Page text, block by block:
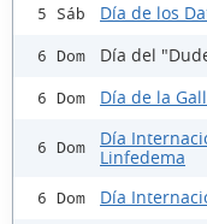
5 Sáb Día de los
6 Dom Día del
6 Dom Día de la
6 Dom
Día
Linfedema
6 Dom Día